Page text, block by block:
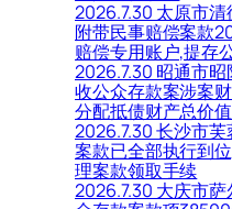
2026.7.30 太原市
附带民事赔偿案款
赔偿专用账户,提存
2026.7.30 昭通市
收公众存款案涉案
分配抵债财产总价
2026.7.30 长沙市
案款已全部执行到
理案款领取手续
2026.7.30 大庆市